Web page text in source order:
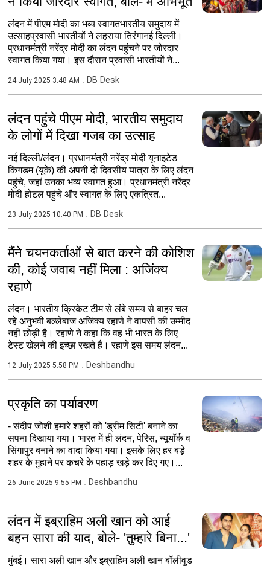
लंदन में पीएम मोदी का भव्य स्वागतभारतीय समुदाय में
उत्साहप्रवासी भारतीयों ने लहराया तिरंगानई दिल्ली।
प्रधानमंत्री नरेंद्र मोदी का लंदन पहुंचने पर जोरदार
स्वागत किया गया। इस दौरान प्रवासी भारतीयों ने...
24 July 2025 3:48 AM DB Desk
लंदन पहुंचे पीएम मोदी, भारतीय समुदाय
के लोगों में दिखा गजब का उत्साह
नई दिल्ली/लंदन। प्रधानमंत्री नरेंद्र मोदी यूनाइटेड
किंगडम (यूके) की अपनी दो दिवसीय यात्रा के लिए लंदन
पहुंचे, जहां उनका भव्य स्वागत हुआ। प्रधानमंत्री नरेंद्र
मोदी होटल पहुंचे और स्वागत के लिए एकत्रित...
23 July 2025 10:40 PM DB Desk
मैंने चयनकर्ताओं से बात करने की कोशिश
की, कोई जवाब नहीं मिला : अजिंक्य
रहाणे
लंदन। भारतीय क्रिकेट टीम से लंबे समय से बाहर चल
रहे अनुभवी बल्लेबाज अजिंक्य रहाणे ने वापसी की उम्मीद
नहीं छोड़ी है। रहाणे ने कहा कि वह भी भारत के लिए
टेस्ट खेलने की इच्छा रखते हैं। रहाणे इस समय लंदन...
12 July 2025 5:58 PM Deshbandhu
प्रकृति का पर्यावरण
- संदीप जोशी हमारे शहरों को 'ड्रीम सिटी' बनाने का
सपना दिखाया गया। भारत में ही लंदन, पेरिस, न्यूयॉर्क व
सिंगापुर बनाने का वादा किया गया। इसके लिए हर बड़े
शहर के मुहाने पर कचरे के पहाड़ खड़े कर दिए गए।...
26 June 2025 9:55 PM Deshbandhu
लंदन में इब्राहिम अली खान को आई
बहन सारा की याद, बोले- 'तुम्हारे बिना...'
मुंबई। सारा अली खान और इब्राहिम अली खान बॉलीवुड